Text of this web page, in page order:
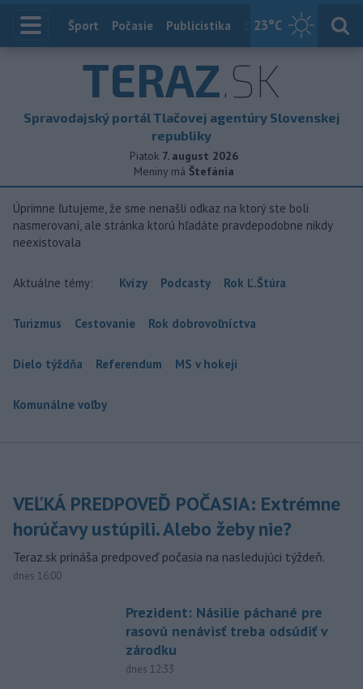
23°C
Index
Šport Počasie Publicistika Slovensko
TERAZ.SK
Spravodajský portál Tlačovej agentúry Slovenskej
republiky
Piatok 7. august 2026
Meniny má Štefánia
Úprimne ľutujeme, že sme nenašli odkaz na ktorý ste boli
nasmerovaní, ale stránka ktorú hľadáte pravdepodobne nikdy
neexistovala
Aktuálne témy: Kvízy Podcasty Rok Ľ.Štúra
Turizmus Cestovanie Rok dobrovoľníctva
Dielo týždňa Referendum MS v hokeji
Komunálne voľby
VEĽKÁ PREDPOVEĎ POČASIA: Extrémne
horúčavy ustúpili. Alebo žeby nie?
Teraz.sk prináša predpoveď počasia na nasledujúci týždeň.
dnes 16:00
Prezident: Násilie páchané pre
rasovú nenávisť treba odsúdiť v
zárodku
dnes 12:33